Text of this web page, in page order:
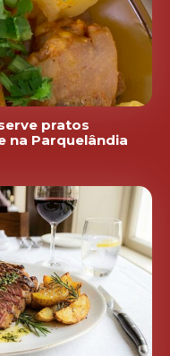
pratos
na Parquelândia